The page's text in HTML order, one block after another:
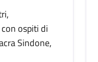
ospiti di
Sindone,